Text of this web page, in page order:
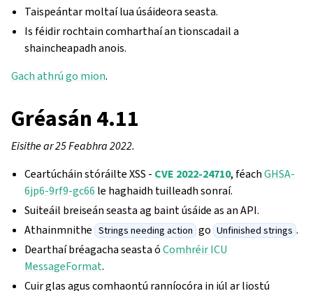
Taispeántar moltaí lua úsáideora seasta.
Is féidir rochtain comharthaí an tionscadail a
shaincheapadh anois.
Gach athrú go mion.
Gréasán 4.11
Eisithe ar 25 Feabhra 2022.
Ceartúcháin stóráilte XSS - CVE 2022-24710, féachGHSA-
6jp6-9rf9-gc66 le haghaidh tuilleadh sonraí.
Suiteáil breiseán seasta ag baint úsáide as an API.
Athainmnithe Strings needing action go Unfinished strings .
Dearthaí bréagacha seasta óComhréir ICU
MessageFormat.
Cuir glas agus comhaontú ranníocóra in iúl ar liostú